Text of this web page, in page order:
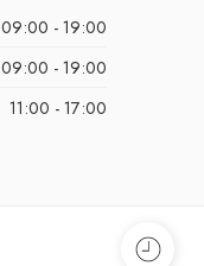
09:00 - 19:00
09:00 - 19:00
11:00 - 17:00